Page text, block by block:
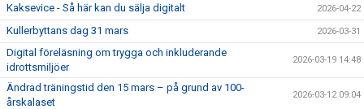
Kaksevice - Så här kan du sälja digitalt 2026-04-22
Kullerbyttans dag 31 mars 2026-03-31
Digital föreläsning om trygga och inkluderande
idrottsmiljöer
2026-03-19 14:48
Ändrad träningstid den 15 mars – på grund av 100-
årskalaset
2026-03-12 09:04